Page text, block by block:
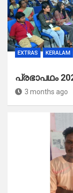
EXTRAS KERALAM
പ്രഭാപഥം
3 months ago